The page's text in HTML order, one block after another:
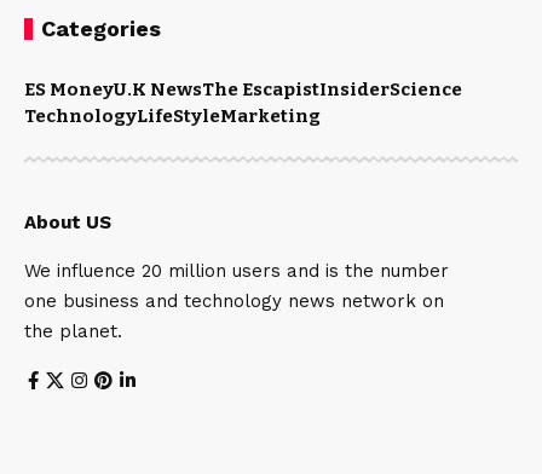
Categories
ES MoneyU.K NewsThe EscapistInsiderScience
TechnologyLifeStyleMarketing
About US
We influence 20 million users and is the number
one business and technology news network on
the planet.